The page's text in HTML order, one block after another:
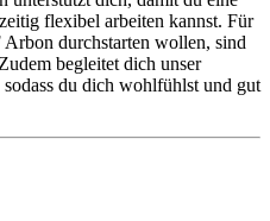
flexibel arbeiten kannst. Für
durchstarten wollen, sind
begleitet dich unser
du dich wohlfühlst und gut